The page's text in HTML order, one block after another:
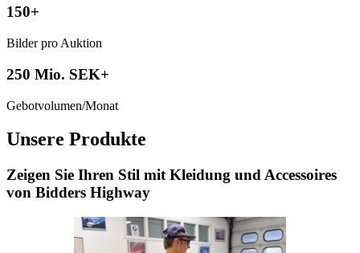
150+
Bilder pro Auktion
250 Mio. SEK+
Gebotvolumen/Monat
Unsere Produkte
Zeigen Sie Ihren Stil mit Kleidung und Accessoires
von Bidders Highway